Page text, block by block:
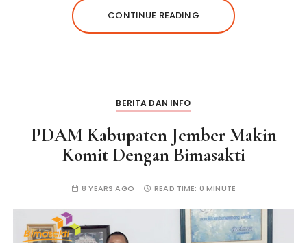
CONTINUE READING
BERITA DAN INFO
PDAM Kabupaten Jember Makin
Komit Dengan Bimasakti
8 YEARS AGO READ TIME: 0 MINUTE